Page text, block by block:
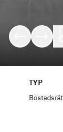
TYP